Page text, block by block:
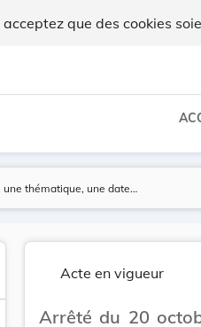
que des cookies
Acte en vigueur
Arrêté du 20